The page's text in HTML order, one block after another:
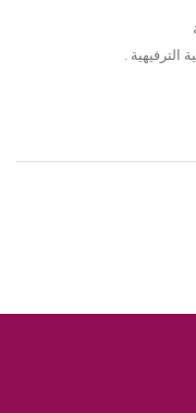
الترفيهية .